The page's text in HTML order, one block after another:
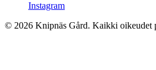
Instagram
© 2026 Knipnäs Gård. Kaikki oikeudet